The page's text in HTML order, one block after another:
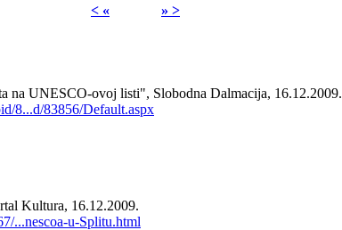
< « » >
na UNESCO-ovoj listi", Slobodna Dalmacija, 16.12.2009.
8...d/83856/Default.aspx
Kultura, 16.12.2009.
...nescoa-u-Splitu.html